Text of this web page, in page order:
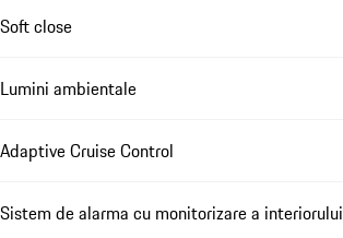
Soft close
Lumini ambientale
Adaptive Cruise Control
Sistem de alarma cu monitorizare a interiorului